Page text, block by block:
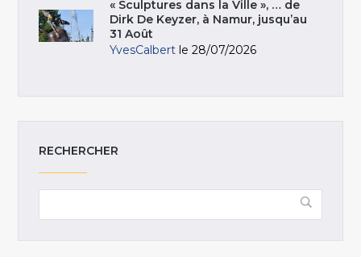
« Sculptures dans la Ville », … de
Dirk De Keyzer, à Namur, jusqu’au
31 Août
YvesCalbert le 28/07/2026
RECHERCHER